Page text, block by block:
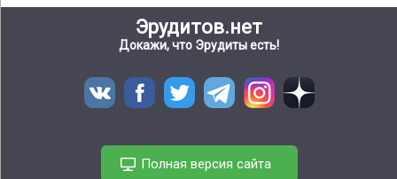
Эрудитов.нет
Докажи, что Эрудиты есть!
Полная версия сайта